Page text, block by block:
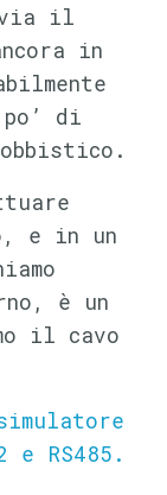
il
in
di
e in un
è un
il cavo
RS485.